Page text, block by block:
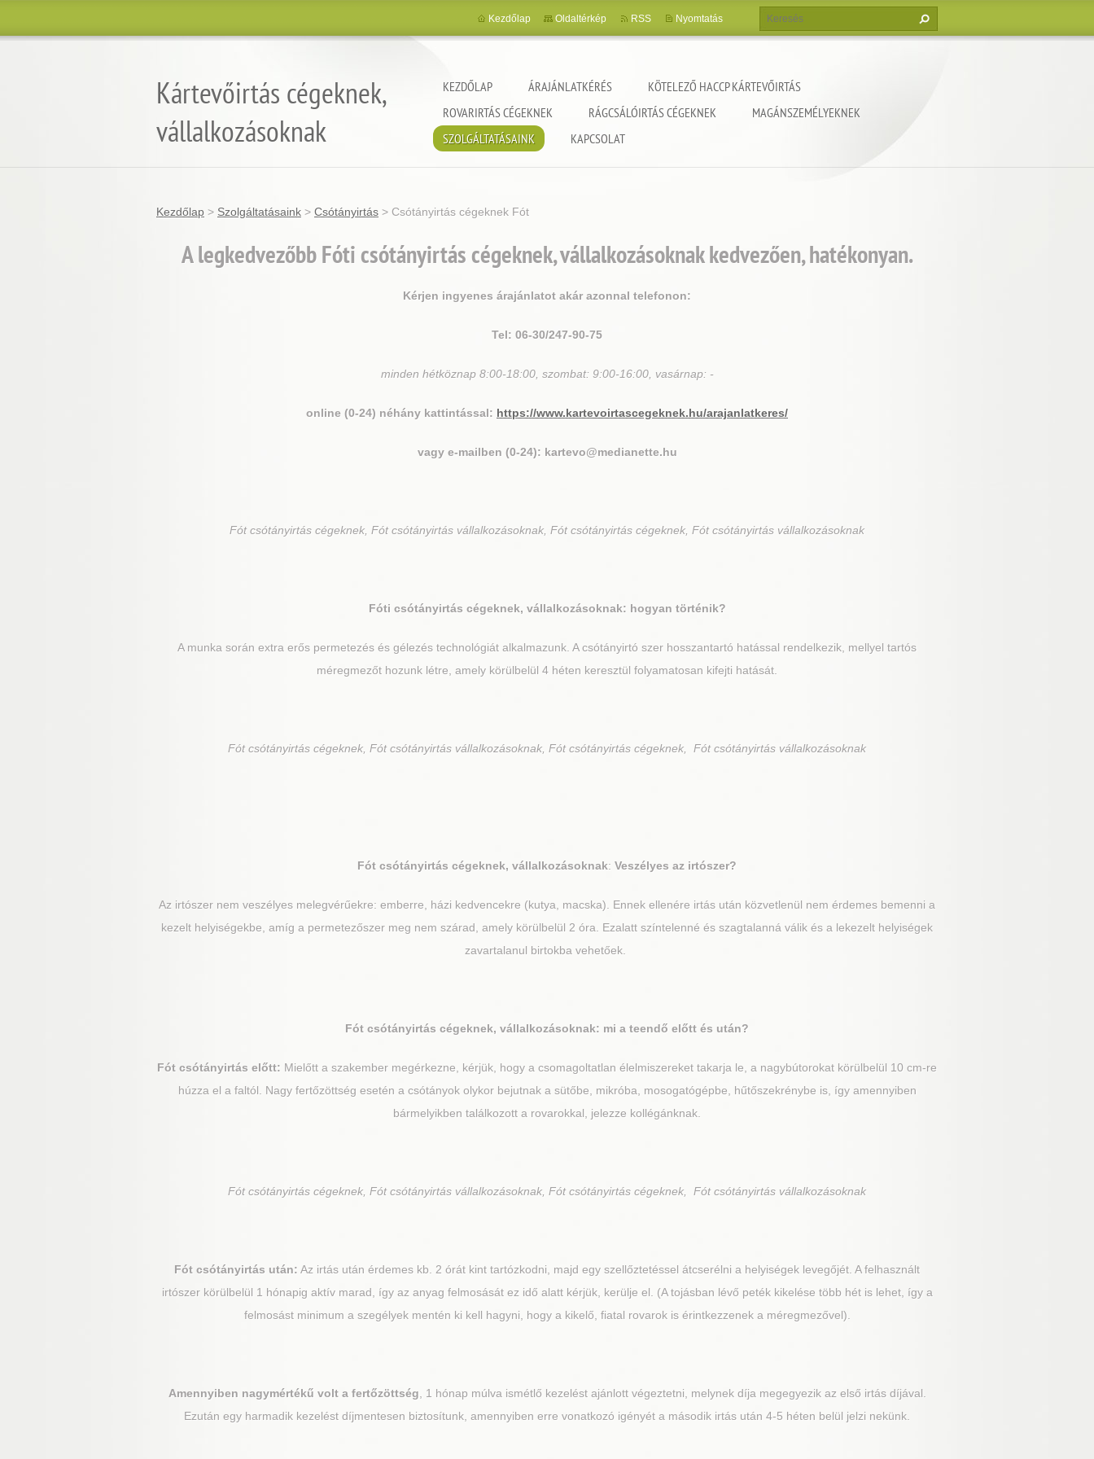
Kártevőirtás cégeknek,
vállalkozásoknak
KEZDŐLAP ÁRAJÁNLATKÉRÉS
KÖTELEZŐ HACCP KÁRTEVŐIRTÁS
ROVARIRTÁS CÉGEKNEK
RÁGCSÁLÓIRTÁS CÉGEKNEK
MAGÁNSZEMÉLYEKNEK
SZOLGÁLTATÁSAINK
KAPCSOLAT
Kezdőlap Oldaltérkép RSS Nyomtatás
Kezdőlap > Szolgáltatásaink > Csótányirtás > Csótányirtás cégeknek Fót
A legkedvezőbb Fóti csótányirtás cégeknek, vállalkozásoknak kedvezően, hatékonyan.
Kérjen ingyenes árajánlatot akár azonnal telefonon:
Tel: 06-30/247-90-75
minden hétköznap 8:00-18:00, szombat: 9:00-16:00, vasárnap: -
online (0-24) néhány kattintással: https://www.kartevoirtascegeknek.hu/arajanlatkeres/
vagy e-mailben (0-24): kartevo@medianette.hu
Fótcsótányirtás cégeknek, Fót csótányirtás vállalkozásoknak, Fót csótányirtás cégeknek, Fót csótányirtás vállalkozásoknak
Fóti csótányirtás cégeknek, vállalkozásoknak: hogyan történik?
A munka során extra erős permetezés és gélezés technológiát alkalmazunk. A csótányirtó szer hosszantartó hatással rendelkezik, mellyel tartós
méregmezőt hozunk létre, amely körülbelül 4 héten keresztül folyamatosan kifejti hatását.
Fótcsótányirtás cégeknek, Fót csótányirtás vállalkozásoknak, Fót csótányirtás cégeknek, Fót csótányirtás vállalkozásoknak
Fót csótányirtás cégeknek, vállalkozásoknak: Veszélyes az irtószer?
Az irtószer nem veszélyes melegvérűekre: emberre, házi kedvencekre (kutya, macska). Ennek ellenére irtás után közvetlenül nem érdemes bemenni a
kezelt helyiségekbe, amíg a permetezőszer meg nem szárad, amely körülbelül 2 óra. Ezalatt színtelenné és szagtalanná válik és a lekezelt helyiségek
zavartalanul birtokba vehetőek.
Fót csótányirtás cégeknek, vállalkozásoknak: mi a teendő előtt és után?
Fót csótányirtás előtt: Mielőtt a szakember megérkezne, kérjük, hogy a csomagoltatlan élelmiszereket takarja le, a nagybútorokat körülbelül 10 cm-re
húzza el a faltól. Nagy fertőzöttség esetén a csótányok olykor bejutnak a sütőbe, mikróba, mosogatógépbe, hűtőszekrénybe is, így amennyiben
bármelyikben találkozott a rovarokkal, jelezze kollégánknak.
Fótcsótányirtás cégeknek, Fót csótányirtás vállalkozásoknak, Fót csótányirtás cégeknek, Fót csótányirtás vállalkozásoknak
Fót csótányirtás után: Az irtás után érdemes kb. 2 órát kint tartózkodni, majd egy szellőztetéssel átcserélni a helyiségek levegőjét. A felhasznált
irtószer körülbelül 1 hónapig aktív marad, így az anyag felmosását ez idő alatt kérjük, kerülje el. (A tojásban lévő peték kikelése több hét is lehet, így a
felmosást minimum a szegélyek mentén ki kell hagyni, hogy a kikelő, fiatal rovarok is érintkezzenek a méregmezővel).
Amennyiben nagymértékű volt a fertőzöttség , 1 hónap múlva ismétlő kezelést ajánlott végeztetni, melynek díja megegyezik az első irtás díjával.
Ezután egy harmadik kezelést díjmentesen biztosítunk, amennyiben erre vonatkozó igényét a második irtás után 4-5 héten belül jelzi nekünk.